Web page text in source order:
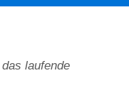
laufende